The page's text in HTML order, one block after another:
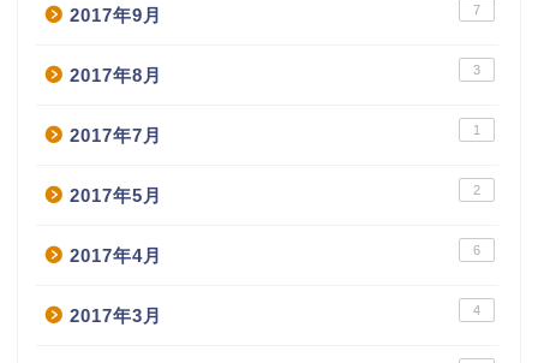
2017年9月 7
2017年8月 3
2017年7月 1
2017年5月 2
2017年4月 6
2017年3月 4